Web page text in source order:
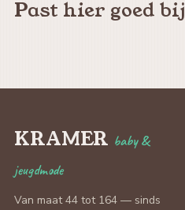
Past hier goed bij
KRAMER baby &
jeugdmode
Van maat 44 tot 164 — sinds